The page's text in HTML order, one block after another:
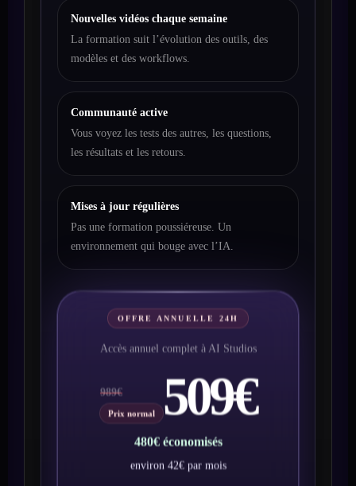
Nouvelles vidéos chaque semaine
La formation suit l’évolution des outils, des
modèles et des workflows.
Communauté active
Vous voyez les tests des autres, les questions,
les résultats et les retours.
Mises à jour régulières
Pas une formation poussiéreuse. Un
environnement qui bouge avec l’IA.
OFFRE ANNUELLE 24H
Accès annuel complet à AI Studios
989€
Prix normal 509€
480€ économisés
environ 42€ par mois